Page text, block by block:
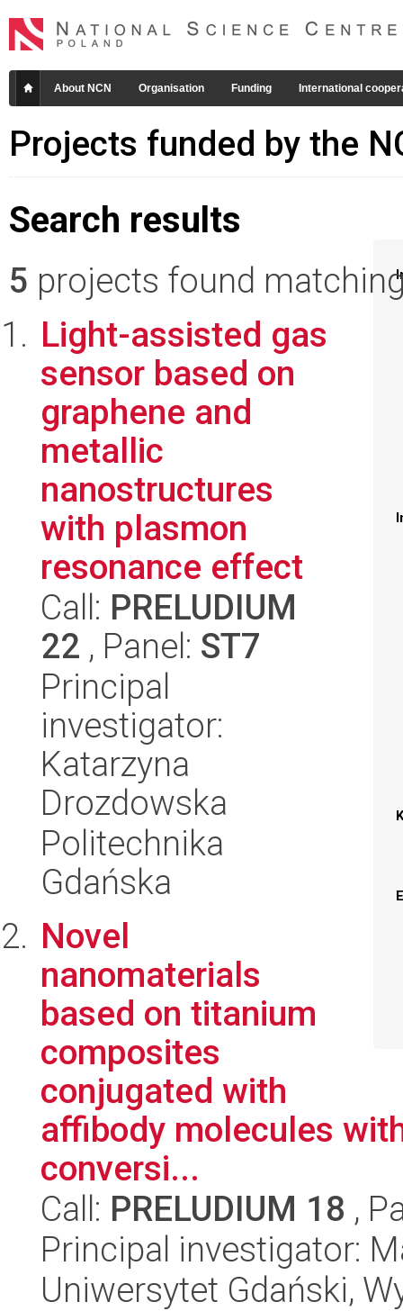
About NCN Organisation Funding International
Projects funded by the
Search results
5 projects found
Light-assisted gas
sensor based on
graphene and
metallic
nanostructures
with plasmon
resonance effect
Call: PRELUDIUM
22 , Panel: ST7
Principal
investigator:
Katarzyna
Drozdowska
Politechnika
Gdańska
Novel
nanomaterials
based on titanium
composites
conjugated with
affibody molecules
conversi...
Call: PRELUDIUM 18 ,
Principal investigator:
Uniwersytet Gdański,